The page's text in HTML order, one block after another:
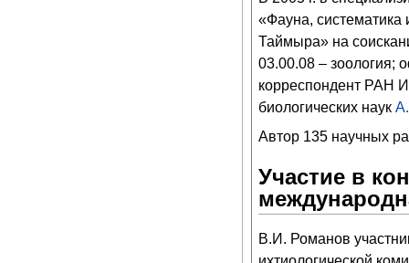
«Фауна, систематика
Таймыра» на
03.00.08 – зоология;
корреспондент РАН
биологических наук
Автор 135 научных
Участие в
В.И. Романов